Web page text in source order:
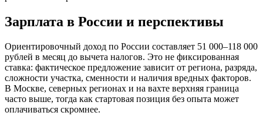
Зарплата в России и перспективы
Ориентировочный доход по России составляет 51 000–118 000
рублей в месяц до вычета налогов. Это не фиксированная
ставка: фактическое предложение зависит от региона, разряда,
сложности участка, сменности и наличия вредных факторов.
В Москве, северных регионах и на вахте верхняя граница
часто выше, тогда как стартовая позиция без опыта может
оплачиваться скромнее.